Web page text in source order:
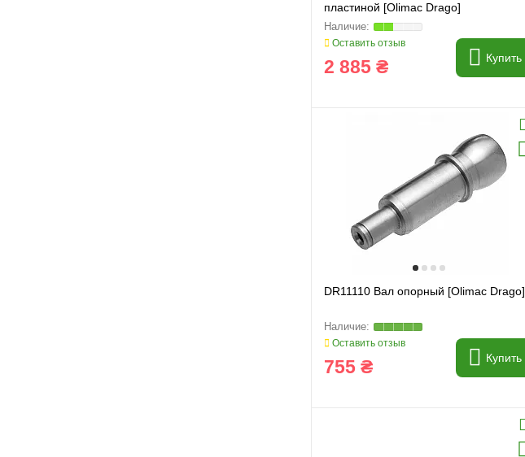
пластиной [Olimac Drago]
Оставить отзыв
2 885 ₴ Купить
DR11110 Вал опорный [Olimac Drago]
Оставить отзыв
755 ₴ Купить